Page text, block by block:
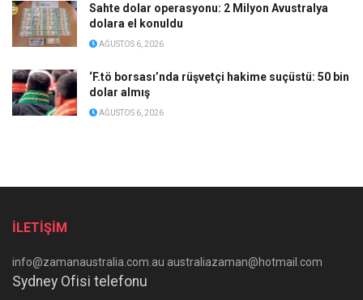
Sahte dolar operasyonu: 2 Milyon Avustralya
dolara el konuldu
AĞUSTOS 6, 2026
‘F.tö borsası’nda rüşvetçi hakime suçüstü: 50 bin
dolar almış
AĞUSTOS 6, 2026
İLETİŞİM
info@zamanaustralia.com.au australiazaman@hotmail.com
Sydney Ofisi telefonu